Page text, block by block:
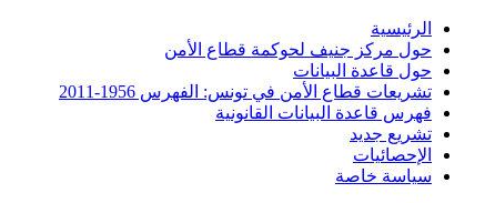
الرئيسية
حول مركز جنيف لحوكمة قطاع الأمن
حول قاعدة البيانات
تشريعات قطاع الأمن في تونس: الفهرس 1956-2011
فهرس قاعدة البيانات القانونية
تشريع جديد
الإحصائيات
سياسة خاصة